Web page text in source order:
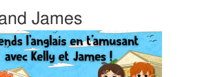
James